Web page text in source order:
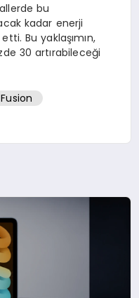
bu
kadar enerji
Bu yaklaşımın,
30 artırabileceği